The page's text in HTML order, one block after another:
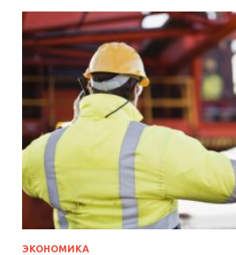
ЭКОНОМИКА